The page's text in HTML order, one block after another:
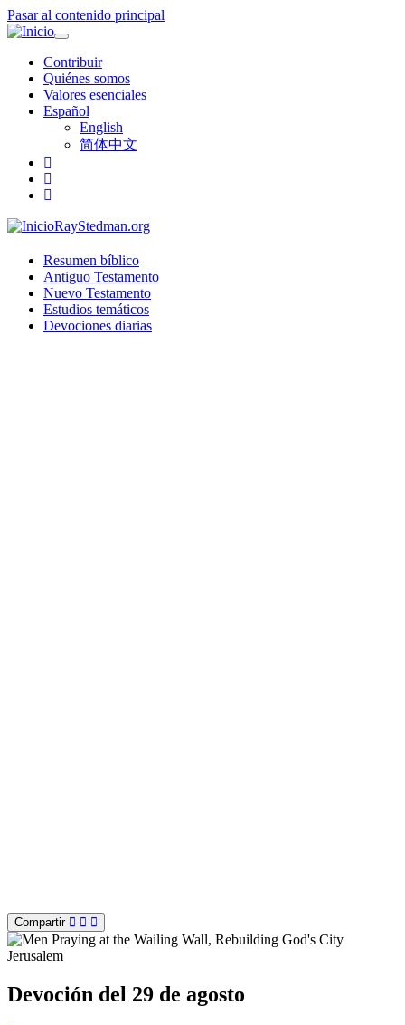
Pasar al contenido principal
Toggle
navigation
Contribuir
Quiénes somos
Valores esenciales
Español
English
简体中文
RayStedman.org
Resumen bíblico
Antiguo Testamento
Nuevo Testamento
Estudios temáticos
Devociones diarias
Compartir
Devoción del 29 de agosto